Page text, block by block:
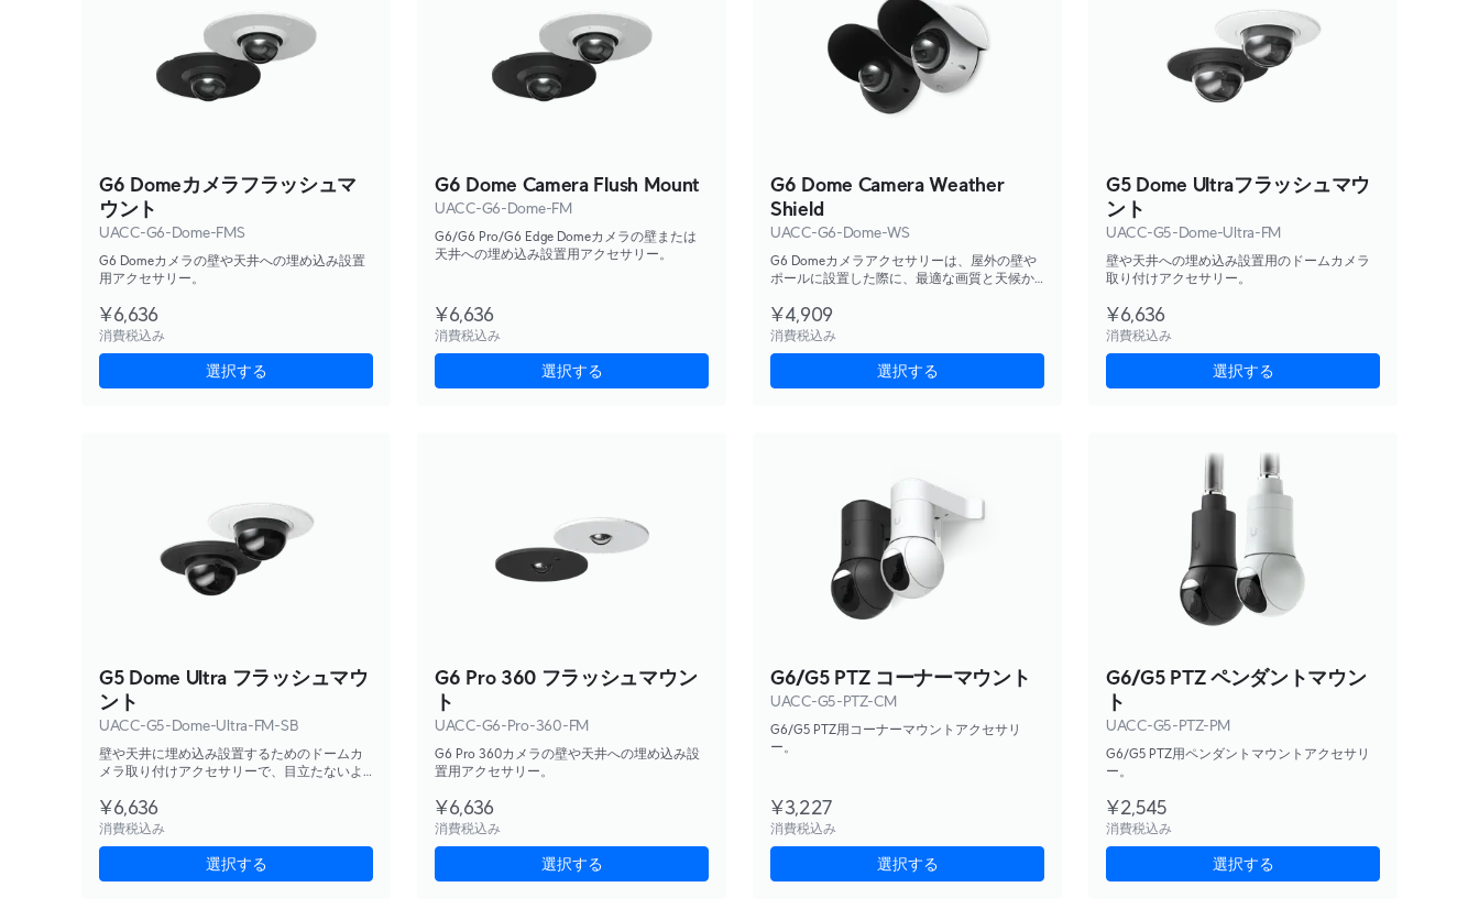
G6 Domeカメラフラッシュマ
ウント
UACC-G6-Dome-FMS
G6 Domeカメラの壁や天井への埋め込み設置
用アクセサリー。
¥6,636
消費税込み
選択する
G6 Dome Camera Flush Mount
UACC-G6-Dome-FM
G6/G6 Pro/G6 Edge Domeカメラの壁または
天井への埋め込み設置用アクセサリー。
¥6,636
消費税込み
選択する
G6 Dome Camera Weather
Shield
UACC-G6-Dome-WS
G6 Domeカメラアクセサリーは、屋外の壁や
ポールに設置した際に、最適な画質と天候か
¥4,909
消費税込み
選択する
G5 Dome Ultraフラッシュマウ
ント
UACC-G5-Dome-Ultra-FM
壁や天井への埋め込み設置用のドームカメラ
取り付けアクセサリー。
¥6,636
消費税込み
選択する
G5 Dome Ultra フラッシュマウ
ント
UACC-G5-Dome-Ultra-FM-SB
壁や天井に埋め込み設置するためのドームカ
メラ取り付けアクセサリーで、目立たないよ
¥6,636
消費税込み
選択する
G6 Pro 360 フラッシュマウン
ト
UACC-G6-Pro-360-FM
G6 Pro 360カメラの壁や天井への埋め込み設
置用アクセサリー。
¥6,636
消費税込み
選択する
G6/G5 PTZ コーナーマウント
UACC-G5-PTZ-CM
G6/G5 PTZ用コーナーマウントアクセサリ
ー。
¥3,227
消費税込み
選択する
G6/G5 PTZ ペンダントマウン
ト
UACC-G5-PTZ-PM
G6/G5 PTZ用ペンダントマウントアクセサリ
ー。
¥2,545
消費税込み
選択する